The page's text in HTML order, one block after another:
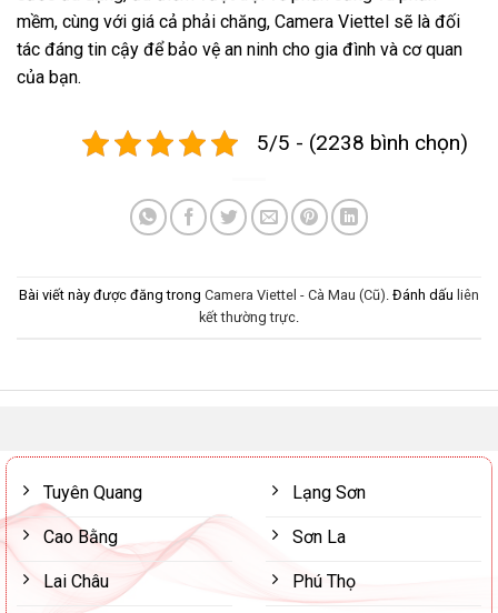
mềm, cùng với giá cả phải chăng, Camera Viettel sẽ là đối
tác đáng tin cậy để bảo vệ an ninh cho gia đình và cơ quan
của bạn.
5/5 - (2238 bình chọn)
Bài viết này được đăng trong Camera Viettel - Cà Mau (Cũ). Đánh dấu liên
kết thường trực.
Tuyên Quang
Cao Bằng
Lai Châu
Lạng Sơn
Sơn La
Phú Thọ